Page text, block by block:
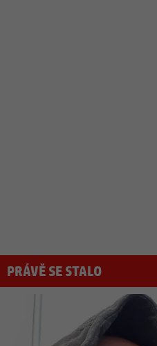
PRÁVĚ SE STALO